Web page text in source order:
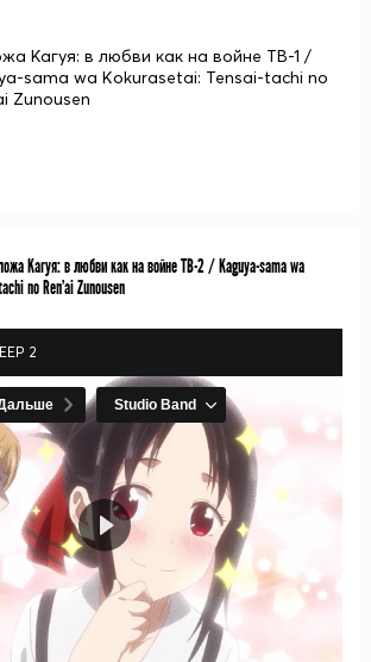
Кагуя: в любви как на войне ТВ-1 /
sama wa Kokurasetai: Tensai-tachi no
Zunousen
Кагуя: в любви как на войне ТВ-2 / Kaguya-sama wa
no Ren'ai Zunousen
2